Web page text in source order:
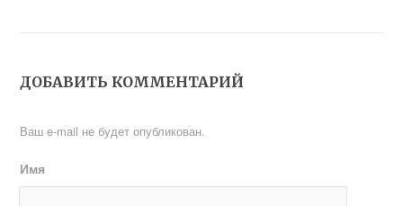
ДОБАВИТЬ КОММЕНТАРИЙ
Ваш e-mail не будет опубликован.
Имя